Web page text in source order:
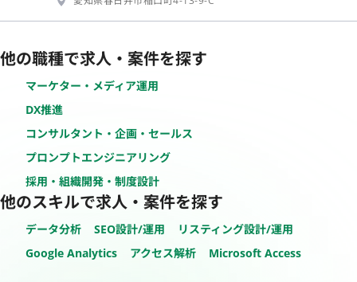
他の職種で求人・案件を探す
マーケター・メディア運用
DX推進
コンサルタント・企画・セールス
プロンプトエンジニアリング
採用・組織開発・制度設計
他のスキルで求人・案件を探す
データ分析 SEO設計/運用
リスティング設計/運用
Google Analytics
アクセス解析 Microsoft Access